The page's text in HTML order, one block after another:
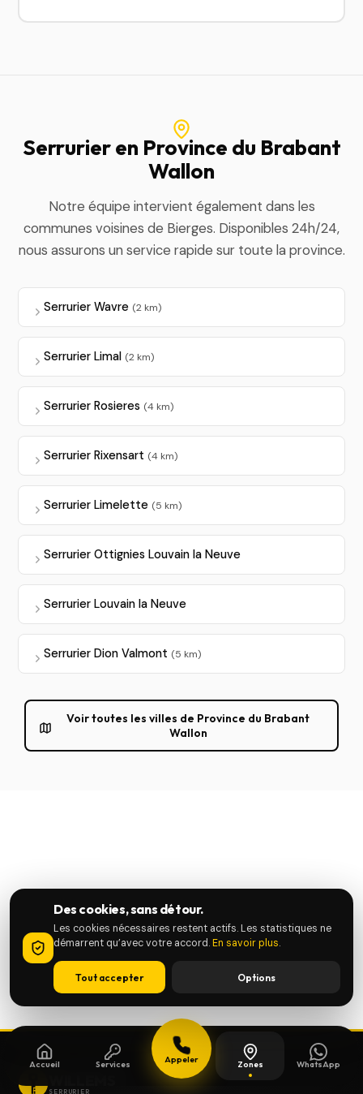
Accueil Services Appeler Zones WhatsApp
Serrurier en Province du Brabant
Wallon
Notre équipe intervient également dans les
communes voisines de Bierges. Disponibles 24h/24,
nous assurons un service rapide sur toute la province.
Serrurier Wavre (2 km)
Serrurier Limal (2 km)
Serrurier Rosieres (4 km)
Serrurier Rixensart (4 km)
Serrurier Limelette (5 km)
Serrurier Ottignies Louvain la Neuve
Serrurier Louvain la Neuve
Serrurier Dion Valmont (5 km)
Voir toutes les villes de Province du Brabant
Wallon
SERRURIER
Des cookies, sans détour.
Les cookies nécessaires restent actifs. Les statistiques ne
démarrent qu’avec votre accord.En savoir plus.
Tout accepter Options